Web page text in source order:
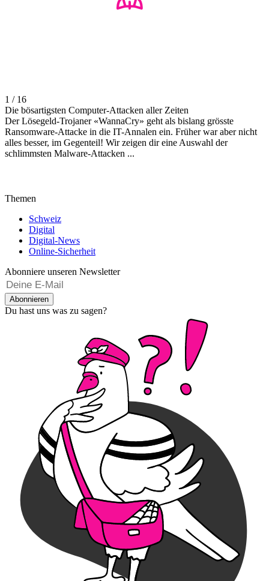
1 / 16
Die bösartigsten Computer-Attacken aller Zeiten
Der Lösegeld-Trojaner «WannaCry» geht als bislang grösste
Ransomware-Attacke in die IT-Annalen ein. Früher war aber nicht
alles besser, im Gegenteil! Wir zeigen dir eine Auswahl der
schlimmsten Malware-Attacken ...
Themen
Schweiz
Digital
Digital-News
Online-Sicherheit
Abonniere unseren Newsletter
Abonnieren
Du hast uns was zu sagen?